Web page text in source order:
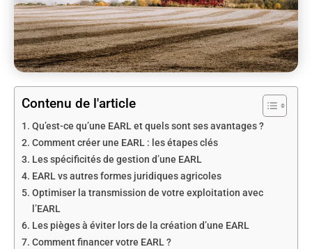
Contenu de l'article
Qu’est-ce qu’une EARL et quels sont ses avantages ?
Comment créer une EARL : les étapes clés
Les spécificités de gestion d’une EARL
EARL vs autres formes juridiques agricoles
Optimiser la transmission de votre exploitation avec
l’EARL
Les pièges à éviter lors de la création d’une EARL
Comment financer votre EARL ?